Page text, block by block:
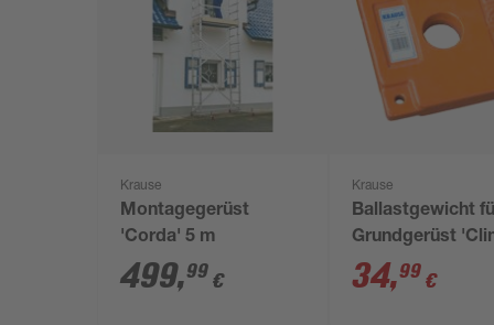
Krause
Montagegerüst
'Corda' 5 m
499,99 €
Krause
Ballastgewicht
Grundgerüst
System'
34,99 €